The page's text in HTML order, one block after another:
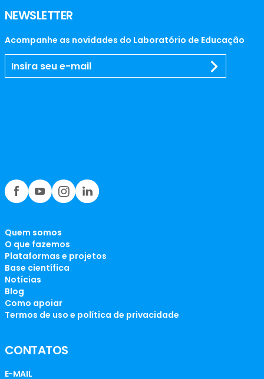
NEWSLETTER
Acompanhe as novidades do Laboratório de Educação
Quem somos
O que fazemos
Plataformas e projetos
Base científica
Notícias
Blog
Como apoiar
Termos de uso e política de privacidade
CONTATOS
E-MAIL